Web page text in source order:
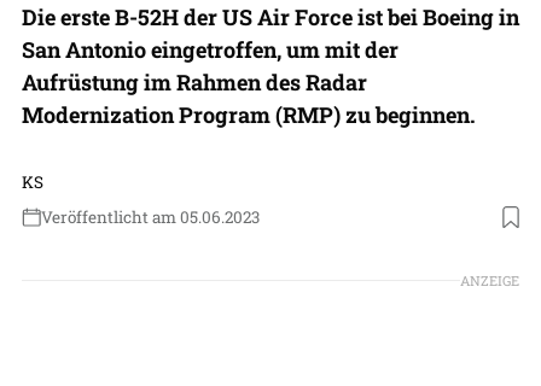
Die erste B-52H der US Air Force ist bei Boeing in
San Antonio eingetroffen, um mit der
Aufrüstung im Rahmen des Radar
Modernization Program (RMP) zu beginnen.
KS
Veröffentlicht am 05.06.2023
Foto: Boeing
ANZEIGE